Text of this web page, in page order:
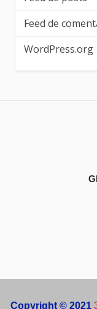
Feed de
WordPress.org
Copyright © 2021